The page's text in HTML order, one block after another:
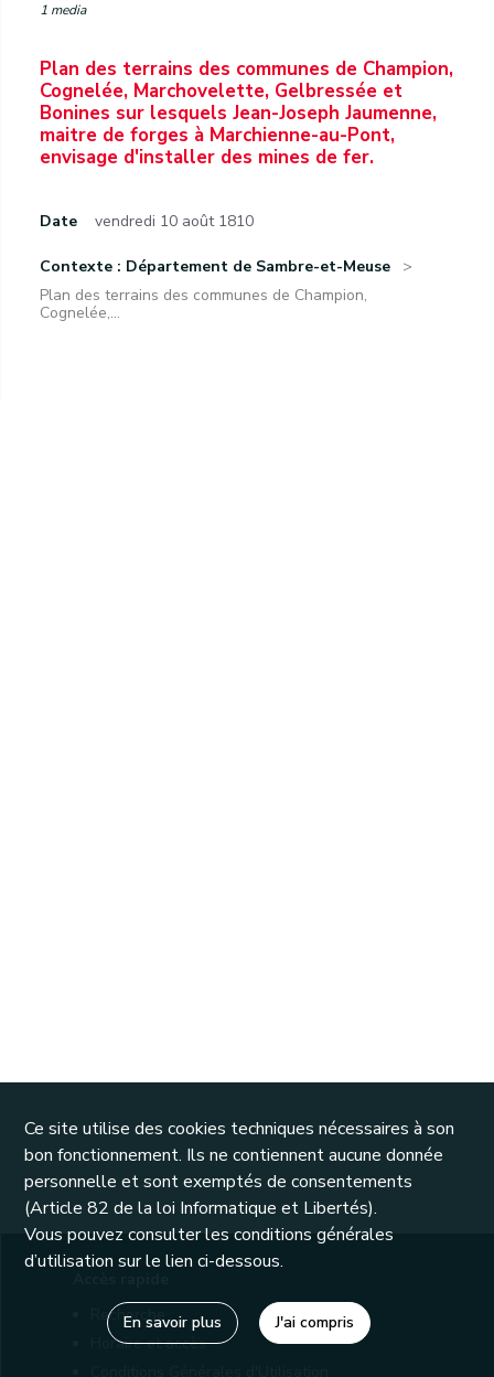
1 media
Plan des terrains des communes de Champion,
Cognelée, Marchovelette, Gelbressée et
Bonines sur lesquels Jean-Joseph Jaumenne,
maitre de forges à Marchienne-au-Pont,
envisage d'installer des mines de fer.
Date vendredi 10 août 1810
Contexte : Département de Sambre-et-Meuse
Plan des terrains des communes de Champion,
Cognelée,...
Recherche
Horaire et accès
Ce site utilise des cookies techniques nécessaires à son
bon fonctionnement. Ils ne contiennent aucune donnée
personnelle et sont exemptés de consentements
(Article 82 de la loi Informatique et Libertés).
Vous pouvez consulter les conditions générales
d’utilisation sur le lien ci-dessous.
En savoir plus J'ai compris